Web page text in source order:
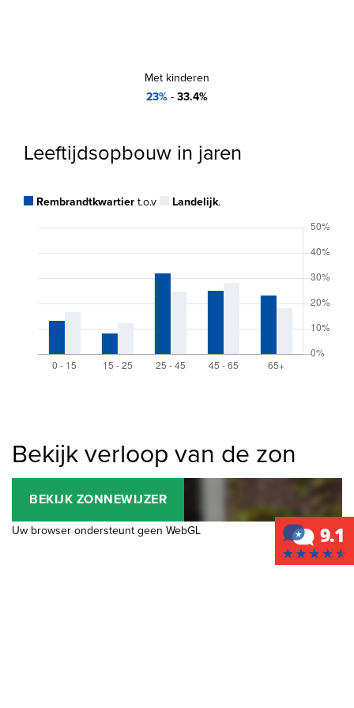
Met kinderen
23% - 33.4%
Leeftijdsopbouw in jaren
Rembrandtkwartier t.o.v Landelijk.
Bekijk verloop van de zon
BEKIJK ZONNEWIJZER
Uw browser ondersteunt geen WebGL